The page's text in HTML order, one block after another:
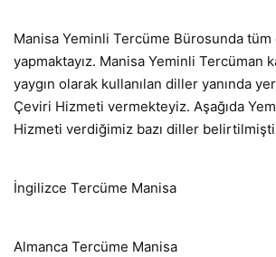
Manisa Yeminli Tercüme Bürosunda
yapmaktayız. Manisa Yeminli Tercüman
yaygın olarak kullanılan diller yanında
Çeviri Hizmeti vermekteyiz. Aşağıda
Hizmeti verdiğimiz bazı diller
İngilizce Tercüme Manisa
Almanca Tercüme Manisa